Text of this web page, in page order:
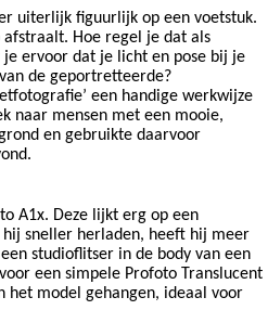
uiterlijk figuurlijk op een voetstuk.
Hoe regel je dat als
ervoor dat je licht en pose bij je
de geportretteerde?
een handige werkwijze
naar mensen met een mooie,
en gebruikte daarvoor
A1x. Deze lijkt erg op een
sneller herladen, heeft hij meer
studioflitser in de body van een
een simpele Profoto Translucent
het model gehangen, ideaal voor